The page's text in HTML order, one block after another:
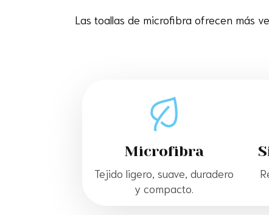
Las toallas de microfibra ofrecen más
Microfibra
Tejido ligero, suave, duradero
y compacto.